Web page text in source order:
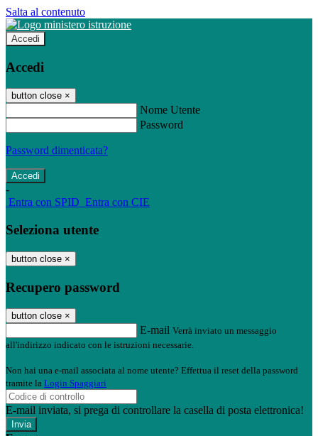
Salta al contenuto
Accedi
Accedi
button close ×
Nome Utente
Password
Password dimenticata?
-
Entra con SPID Entra con CIE
Seleziona utente
button close ×
Recupero password
button close ×
E-mail Verrà inviato un messaggio
all'indirizzo indicato con le istruzioni necessarie.
Non hai una e-mail associata al nome utente? Effettua il reset della password
tramite la Login Spaggiari
E-mail inviata, si prega di controllare la casella di posta elettronica!